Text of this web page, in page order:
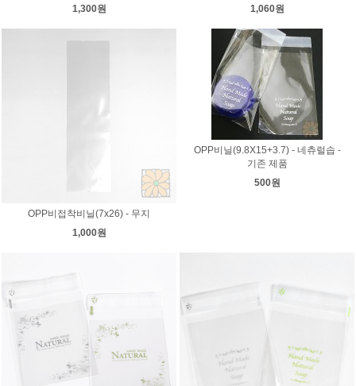
1,300원
1,060원
OPP비접착비닐(7x26) - 무지
1,000원
OPP비닐(9.8X15+3.7) - 네츄럴솝 -
기존 제품
500원